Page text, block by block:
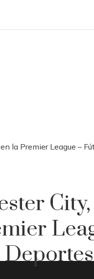
la Premier League –